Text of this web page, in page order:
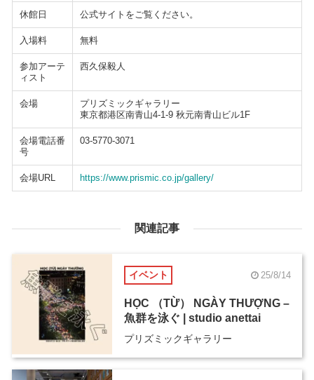
休館日 公式サイトをご覧ください。
入場料 無料
参加アーテ
ィスト
西久保毅人
会場
プリズミックギャラリー
東京都港区南青山4-1-9 秋元南青山ビル1F
会場電話番
号
03-5770-3071
会場URL https://www.prismic.co.jp/gallery/
関連記事
イベント 25/8/14
HỌC （TỪ） NGÀY THƯỢNG –
魚群を泳ぐ | studio anettai
プリズミックギャラリー